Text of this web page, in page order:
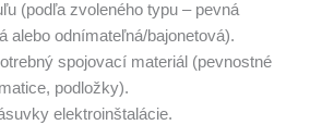
(podľa zvoleného typu – pevná
alebo odnímateľná/bajonetová).
spojovací materiál (pevnostné
podložky).
elektroinštalácie.